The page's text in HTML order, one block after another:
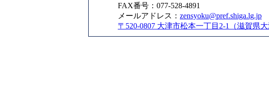
FAX番号：077-528-4891
メールアドレス： zensyoku@pref.shiga.lg.jp
〒520-0807 大津市松本一丁目2-1（滋賀県大